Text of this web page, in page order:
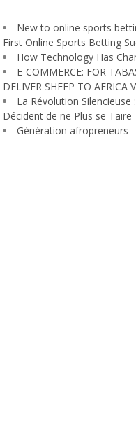
New to online sports
First Online Sports Betting
How Technology Has
E-COMMERCE: FOR
DELIVER SHEEP TO AFRICA
La Révolution
Décident de ne Plus se Taire
Génération afropreneurs